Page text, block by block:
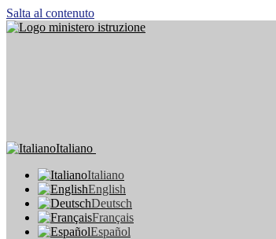
Salta al contenuto
Italiano
Italiano
English
Deutsch
Français
Español